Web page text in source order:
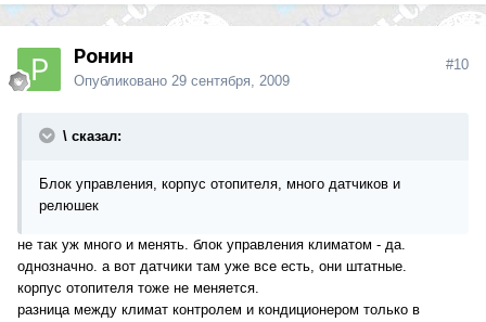
Ронин
Опубликовано 29 сентября, 2009
#10
\ сказал:
Блок управления, корпус отопителя, много датчиков и
релюшек
не так уж много и менять. блок управления климатом - да.
однозначно. а вот датчики там уже все есть, они штатные.
корпус отопителя тоже не меняется.
разница между климат контролем и кондиционером только в